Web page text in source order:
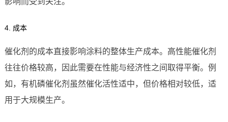
4. 成本
催化剂的成本直接影响涂料的整体生产成本。高性能催化剂
往往价格较高，因此需要在性能与经济性之间取得平衡。例
如，有机磷催化剂虽然催化活性适中，但价格相对较低，适
用于大规模生产。